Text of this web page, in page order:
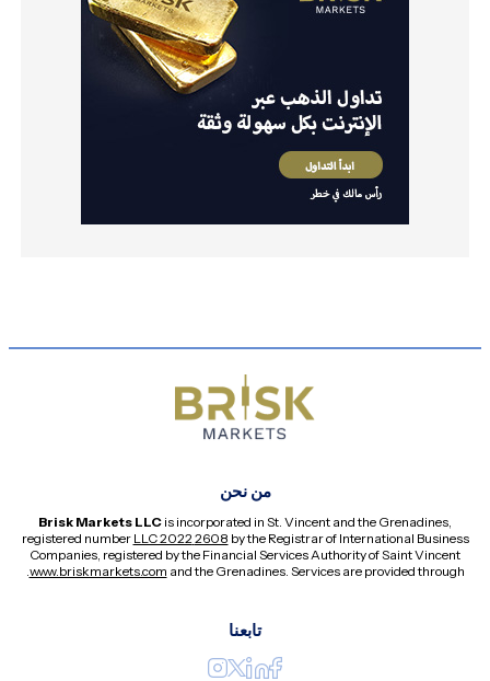
من نحن
Brisk Markets LLC is incorporated in St. Vincent and the Grenadines,
registered number
2608 LLC 2022 by the Registrar of International Business
Companies, registered by the Financial Services Authority of Saint Vincent
and the Grenadines. Services are provided through
www.briskmarkets.com
.
تابعنا